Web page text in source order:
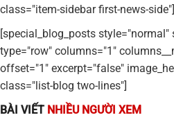
class="item-sidebar first-news-side"]
[special_blog_posts style="normal"
type="row" columns="1"
offset="1" excerpt="false"
class="list-blog two-lines"]
BÀI VIẾT NHIỀU NGƯỜI XEM